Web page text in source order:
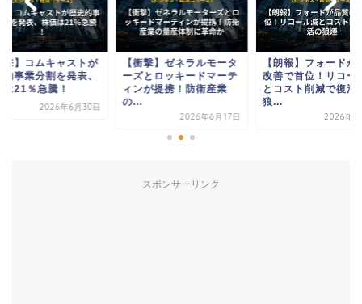
撃】コムキャストが
的事業分割を発表、
は21％急騰！
2026年6月30日
【衝撃】ゼネラルモータ
ーズとロッキードマーテ
ィンが提携！防衛産業
の...
2026年6月17日
【朗報】フォードが
改善で首位！リコー
とコスト削減で復活
狼...
2026年7
スポンサーリンク